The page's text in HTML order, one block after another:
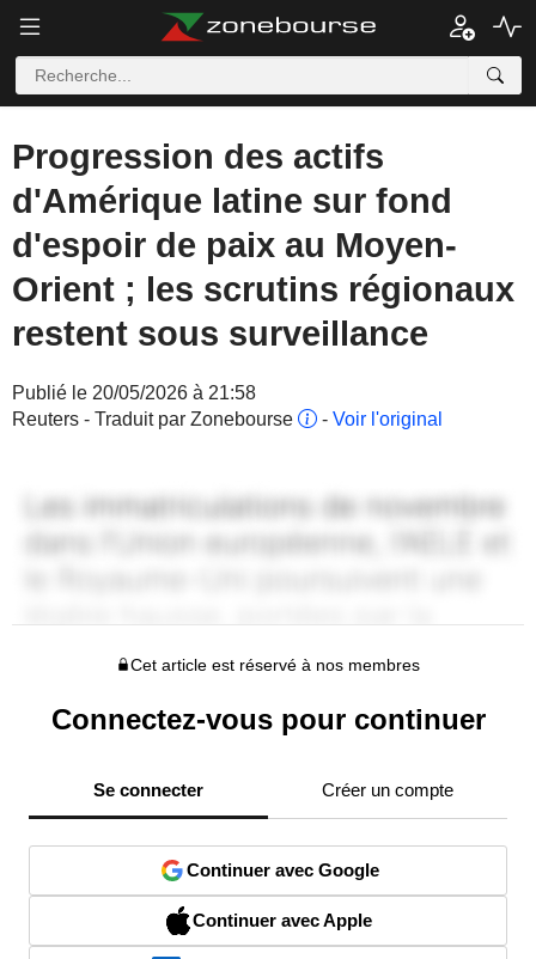
Progression des actifs
d'Amérique latine sur fond
d'espoir de paix au Moyen-
Orient ; les scrutins régionaux
restent sous surveillance
Publié le 20/05/2026 à 21:58
Reuters - Traduit par Zonebourse
- Voir l'original
Cet article est réservé à nos membres
Connectez-vous pour continuer
Se connecter Créer un compte
Continuer avec Google
Continuer avec Apple